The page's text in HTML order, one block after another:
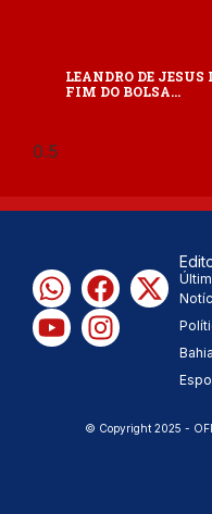
LEANDRO DE JESUS
FIM DO BOLSA…
Bahia
© Copyright 2025 -